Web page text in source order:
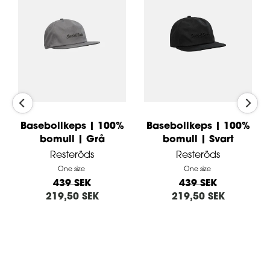
Basebollkeps | 100%
bomull | Grå
Resteröds
One size
439 SEK
219,50 SEK
Basebollkeps | 100%
bomull | Svart
Resteröds
One size
439 SEK
219,50 SEK